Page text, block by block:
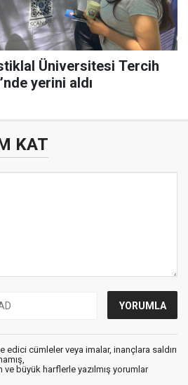
Üniversitesi Tercih
yerini aldı
KAT
edici cümleler veya imalar, inançlara saldırı
ve büyük harflerle yazılmış yorumlar